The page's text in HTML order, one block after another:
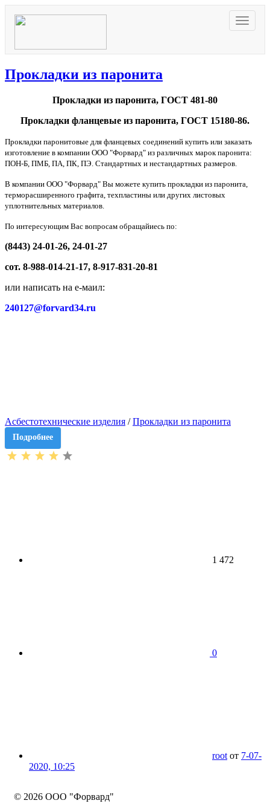
Прокладки из паронита
Прокладки из паронита, ГОСТ 481-80
Прокладки фланцевые из паронита, ГОСТ 15180-86.
Прокладки паронитовые для фланцевых соединений купить или заказать
изготовление в компании ООО "Форвард" из различных марок паронита:
ПОН-Б, ПМБ, ПА, ПК, ПЭ. Стандартных и нестандартных размеров.
В компании ООО "Форвард" Вы можете купить прокладки из паронита,
терморасширенного графита, техпластины или других листовых
уплотнительных материалов.
По интересующим Вас вопросам обращайиесь по:
(8443) 24-01-26, 24-01-27
сот. 8-988-014-21-17, 8-917-831-20-81
или написать на е-маил:
240127@forvard34.ru
Асбестотехнические изделия /Прокладки из паронита
Подробнее
1 472
0
root от 7-07-
2020, 10:25
© 2026 ООО "Форвард"